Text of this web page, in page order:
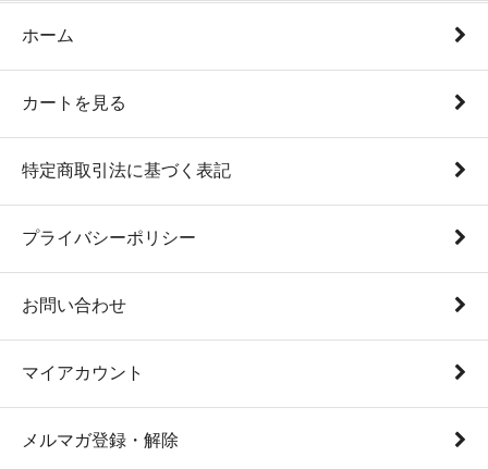
ホーム
カートを見る
特定商取引法に基づく表記
プライバシーポリシー
お問い合わせ
マイアカウント
メルマガ登録・解除